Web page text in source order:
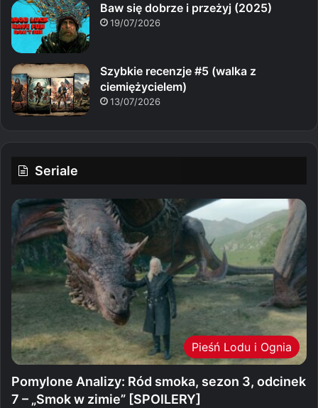
Baw się dobrze i przeżyj (2025)
19/07/2026
Szybkie recenzje #5 (walka z
ciemiężycielem)
13/07/2026
Seriale
Pieśń Lodu i Ognia
Pomylone Analizy: Ród smoka, sezon 3, odcinek
7 – „Smok w zimie” [SPOILERY]